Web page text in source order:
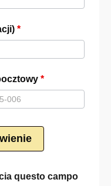
*
*
questo campo